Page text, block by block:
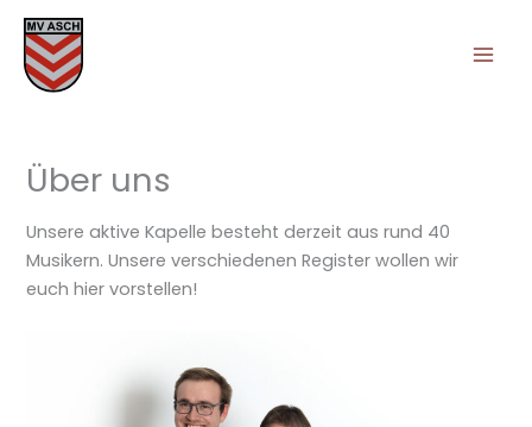
Zum
Inhalt
springen
Über uns
Unsere aktive Kapelle besteht derzeit aus rund 40
Musikern. Unsere verschiedenen Register wollen wir
euch hier vorstellen!